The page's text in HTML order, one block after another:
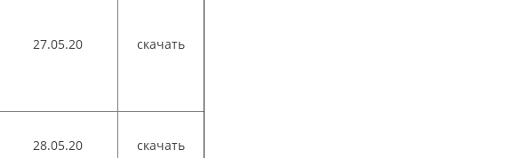
27.05.20 скачать
28.05.20 скачать